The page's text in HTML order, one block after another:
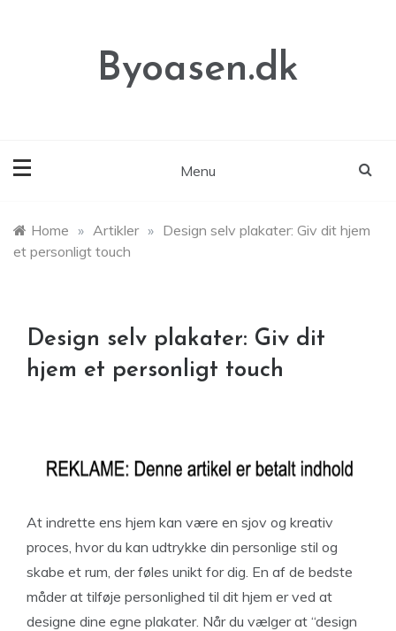
Byoasen.dk
Menu
Home » Artikler » Design selv plakater: Giv dit hjem
et personligt touch
Design selv plakater: Giv dit
hjem et personligt touch
At indrette ens hjem kan være en sjov og kreativ
proces, hvor du kan udtrykke din personlige stil og
skabe et rum, der føles unikt for dig. En af de bedste
måder at tilføje personlighed til dit hjem er ved at
designe dine egne plakater. Når du vælger at “design